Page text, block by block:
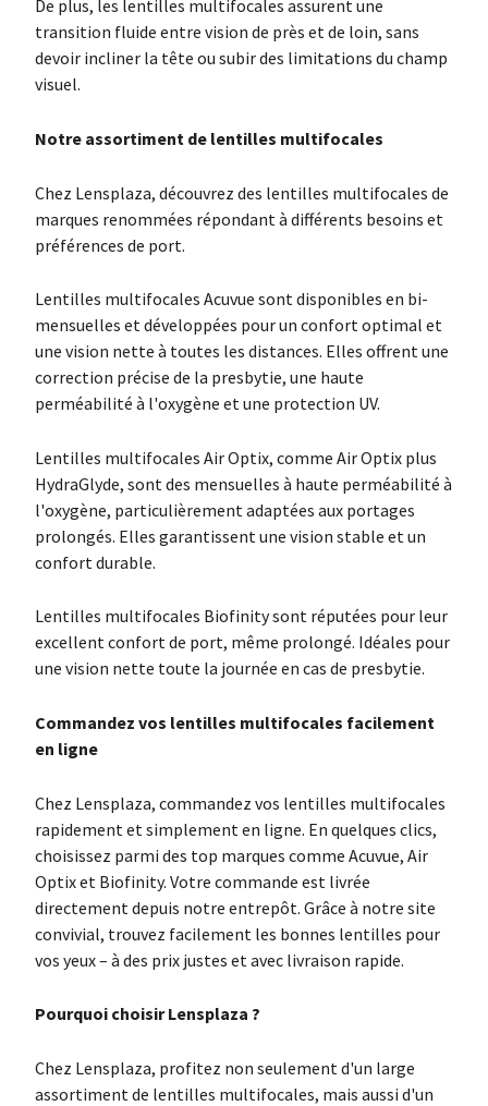
De plus, les lentilles multifocales assurent une
transition fluide entre vision de près et de loin, sans
devoir incliner la tête ou subir des limitations du champ
visuel.
Notre assortiment de lentilles multifocales
Chez Lensplaza, découvrez des lentilles multifocales de
marques renommées répondant à différents besoins et
préférences de port.
Lentilles multifocales Acuvue sont disponibles en bi-
mensuelles et développées pour un confort optimal et
une vision nette à toutes les distances. Elles offrent une
correction précise de la presbytie, une haute
perméabilité à l'oxygène et une protection UV.
Lentilles multifocales Air Optix, comme Air Optix plus
HydraGlyde, sont des mensuelles à haute perméabilité à
l'oxygène, particulièrement adaptées aux portages
prolongés. Elles garantissent une vision stable et un
confort durable.
Lentilles multifocales Biofinity sont réputées pour leur
excellent confort de port, même prolongé. Idéales pour
une vision nette toute la journée en cas de presbytie.
Commandez vos lentilles multifocales facilement
en ligne
Chez Lensplaza, commandez vos lentilles multifocales
rapidement et simplement en ligne. En quelques clics,
choisissez parmi des top marques comme Acuvue, Air
Optix et Biofinity. Votre commande est livrée
directement depuis notre entrepôt. Grâce à notre site
convivial, trouvez facilement les bonnes lentilles pour
vos yeux – à des prix justes et avec livraison rapide.
Pourquoi choisir Lensplaza ?
Chez Lensplaza, profitez non seulement d'un large
assortiment de lentilles multifocales, mais aussi d'un